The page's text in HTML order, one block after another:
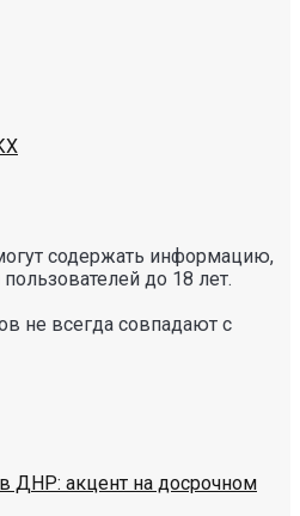
содержать информацию,
до 18 лет.
не всегда совпадают с
ДНР: акцент на досрочном